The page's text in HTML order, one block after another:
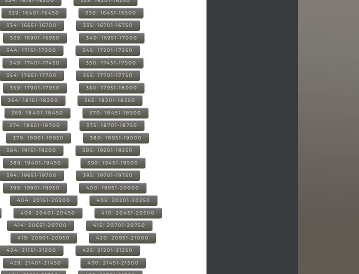
329: 16401-16450 330: 16451-16500
334: 16651-16700 335: 16701-16750
339: 16901-16950 340: 16951-17000
344: 17151-17200 345: 17201-17250
349: 17401-17450 350: 17451-17500
354: 17651-17700 355: 17701-17750
359: 17901-17950 360: 17951-18000
364: 18151-18200 365: 18201-18250
369: 18401-18450 370: 18451-18500
374: 18651-18700 375: 18701-18750
379: 18901-18950 380: 18951-19000
384: 19151-19200 385: 19201-19250
389: 19401-19450 390: 19451-19500
394: 19651-19700 395: 19701-19750
399: 19901-19950 400: 19951-20000
404: 20151-20200 405: 20201-20250
409: 20401-20450 410: 20451-20500
414: 20651-20700 415: 20701-20750
419: 20901-20950 420: 20951-21000
424: 21151-21200 425: 21201-21250
429: 21401-21450 430: 21451-21500